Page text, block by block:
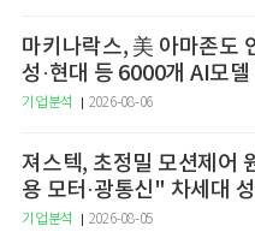
마키나락스, 美 아마존도
성·현대 등 6000개 AI모
기업분석 2026-08-06
져스텍, 초정밀 모션제어
용 모터·광통신" 차세대
기업분석 2026-08-05